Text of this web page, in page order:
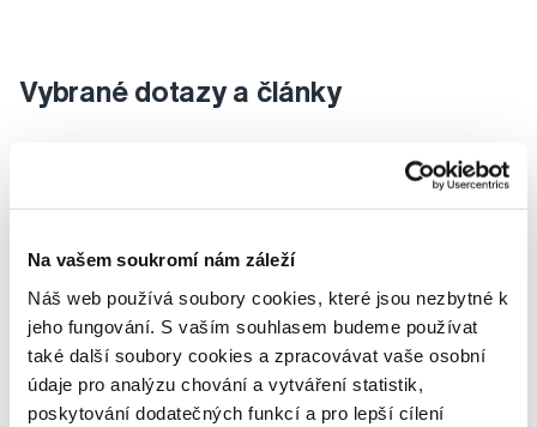
Na vašem soukromí nám záleží
Náš web používá soubory cookies, které jsou nezbytné k
jeho fungování. S vaším souhlasem budeme používat
také další soubory cookies a zpracovávat vaše osobní
údaje pro analýzu chování a vytváření statistik,
poskytování dodatečných funkcí a pro lepší cílení
Vybrané dotazy a články